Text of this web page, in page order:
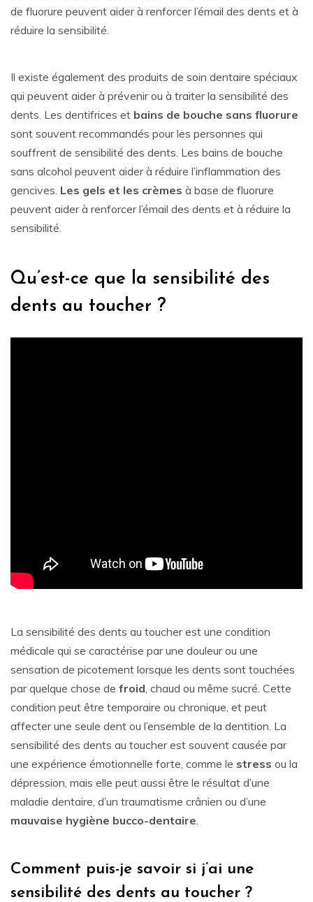
de fluorure peuvent aider à renforcer l’émail des dents et à
réduire la sensibilité.
Il existe également des produits de soin dentaire spéciaux
qui peuvent aider à prévenir ou à traiter la sensibilité des
dents. Les dentifrices et bains de bouche sans fluorure
sont souvent recommandés pour les personnes qui
souffrent de sensibilité des dents. Les bains de bouche
sans alcohol peuvent aider à réduire l’inflammation des
gencives. Les gels et les crèmes à base de fluorure
peuvent aider à renforcer l’émail des dents et à réduire la
sensibilité.
Qu’est-ce que la sensibilité des
dents au toucher ?
La sensibilité des dents au toucher est une condition
médicale qui se caractérise par une douleur ou une
sensation de picotement lorsque les dents sont touchées
par quelque chose de froid , chaud ou même sucré. Cette
condition peut être temporaire ou chronique, et peut
affecter une seule dent ou l’ensemble de la dentition. La
sensibilité des dents au toucher est souvent causée par
une expérience émotionnelle forte, comme le stress ou la
dépression, mais elle peut aussi être le résultat d’une
maladie dentaire, d’un traumatisme crânien ou d’une
mauvaise hygiène bucco-dentaire
Comment puis-je savoir si j’ai une
sensibilité des dents au toucher ?